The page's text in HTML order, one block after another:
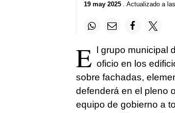
19 may 2025. Actualizado a
E
l grupo municipal
oficio en los
sobre fachadas,
defenderá en el pleno
equipo de gobierno a